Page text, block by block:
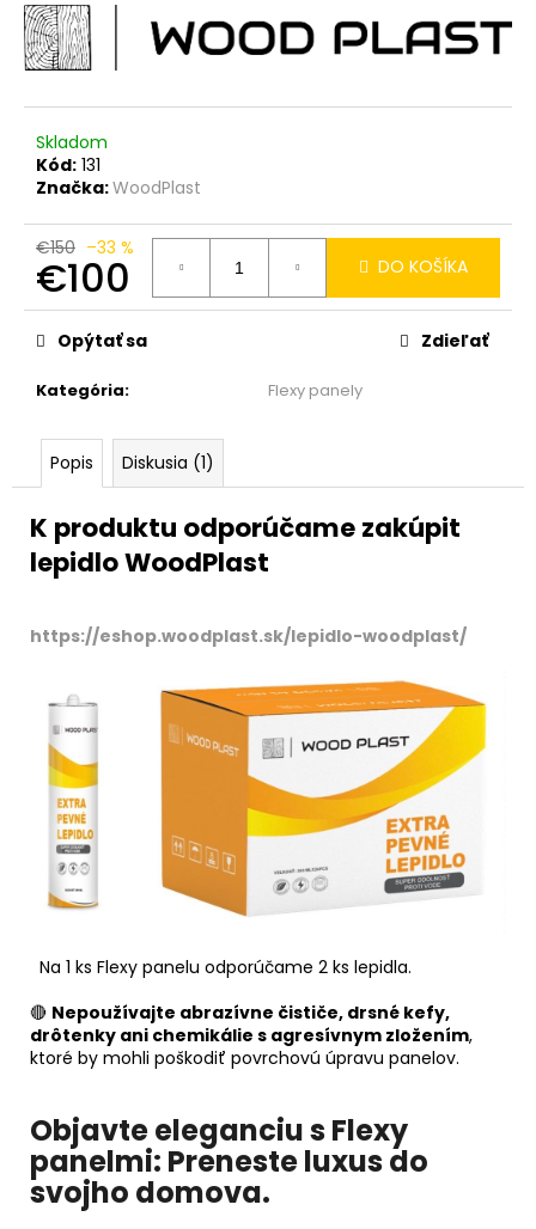
Skladom
Kód: 131
Značka:WoodPlast
€150 –33 %
€100
Jednotková
cena:
DO KOŠÍKA
Kategória: Flexy panely
Opýtať sa Zdieľať
Popis Diskusia (1)
K produktu odporúčame zakúpit
lepidlo WoodPlast
https://eshop.woodplast.sk/lepidlo-woodplast/
Na 1 ks Flexy panelu odporúčame 2 ks lepidla.
🔴 Nepoužívajte abrazívne čističe, drsné kefy,
drôtenky ani chemikálie s agresívnym zložením,
ktoré by mohli poškodiť povrchovú úpravu panelov.
Objavte eleganciu s Flexy
panelmi: Preneste luxus do
svojho domova.
LAMELOVA
FASADA
-
VZORKA
€0,10